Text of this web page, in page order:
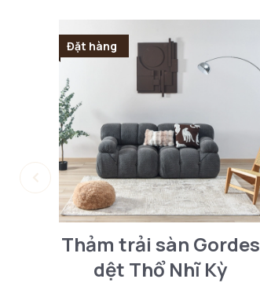
Đặt hàng
Thảm trải sàn Gordes
dệt Thổ Nhĩ Kỳ